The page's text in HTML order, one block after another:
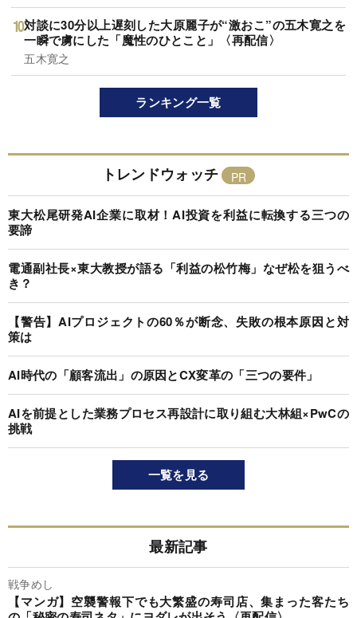
対談に30分以上遅刻した大原麗子が“激おこ”の五木寛之を
一瞬で虜にした「魔性のひとこと」〈再配信〉
五木寛之
ランキング一覧
トレンドウォッチ
東大松尾研発AI企業に取材！AI投資を利益に転換する三つの
要諦
電通副社長×東大教授が語る「利益の松竹梅」なぜ松を狙うべ
き？
【警告】AIプロジェクトの60％が断念、失敗の根本原因と対
策は
AI時代の「顧客流出」の原因とCX変革の「三つの要件」
AIを前提とした業務プロセス再設計に取り組む大林組×PwCの
挑戦
一覧を見る
最新記事
戦争めし
【マンガ】空襲警報下でも大繁盛の寿司店、集まった客たち